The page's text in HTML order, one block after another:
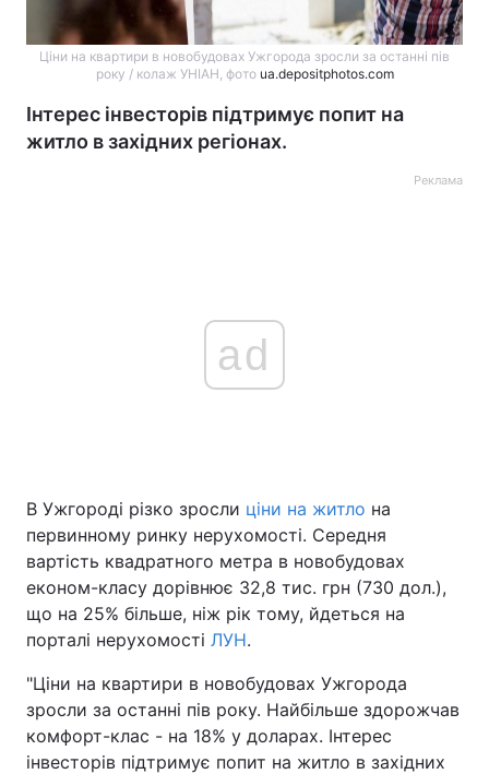
Ціни на квартири в новобудовах Ужгорода зросли за останні пів
року / колаж УНІАН, фото ua.depositphotos.com
Інтерес інвесторів підтримує попит на
житло в західних регіонах.
Реклама
ad
В Ужгороді різко зросли ціни на житло на
первинному ринку нерухомості. Середня
вартість квадратного метра в новобудовах
економ-класу дорівнює 32,8 тис. грн (730 дол.),
що на 25% більше, ніж рік тому, йдеться на
порталі нерухомості ЛУН.
"Ціни на квартири в новобудовах Ужгорода
зросли за останні пів року. Найбільше здорожчав
комфорт-клас - на 18% у доларах. Інтерес
інвесторів підтримує попит на житло в західних